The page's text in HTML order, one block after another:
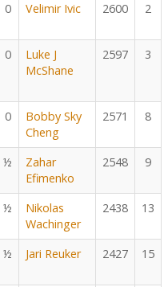
0 Velimir Ivic 2600 2
0
Luke J
McShane
2597 3
0
Bobby Sky
Cheng
2571 8
½
Zahar
Efimenko
2548 9
½
Nikolas
Wachinger
2438 13
½ Jari Reuker 2427 15